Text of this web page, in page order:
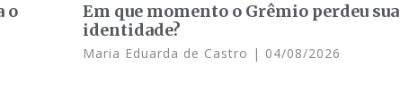
o
Em que momento o Grêmio perdeu sua
identidade?
Maria Eduarda de Castro 04/08/2026